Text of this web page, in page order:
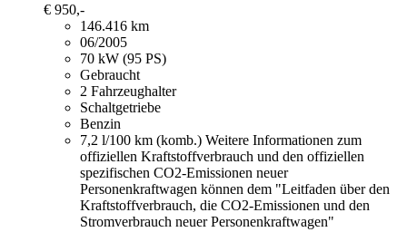
€ 950,-
146.416 km
06/2005
70 kW (95 PS)
Gebraucht
2 Fahrzeughalter
Schaltgetriebe
Benzin
7,2 l/100 km (komb.) Weitere Informationen zum
offiziellen Kraftstoffverbrauch und den offiziellen
spezifischen CO2-Emissionen neuer
Personenkraftwagen können dem "Leitfaden über den
Kraftstoffverbrauch, die CO2-Emissionen und den
Stromverbrauch neuer Personenkraftwagen"